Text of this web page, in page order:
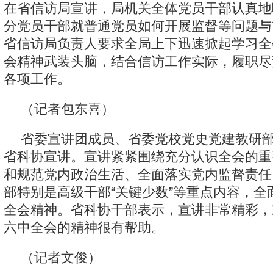
在省信访局宣讲，局机关全体党员干部认真
分党员干部就普通党员如何开展监督等问题
省信访局负责人要求全局上下迅速掀起学习
会精神武装头脑，结合信访工作实际，履职
各项工作。
（记者包东喜）
省委宣讲团成员、省委党校党史党建教研
省科协宣讲。宣讲紧紧围绕充分认识全会的
和规范党内政治生活、全面落实党内监督责
部特别是高级干部“关键少数”等重点内容，
全会精神。省科协干部表示，宣讲非常精彩
六中全会的精神很有帮助。
（记者文俊）